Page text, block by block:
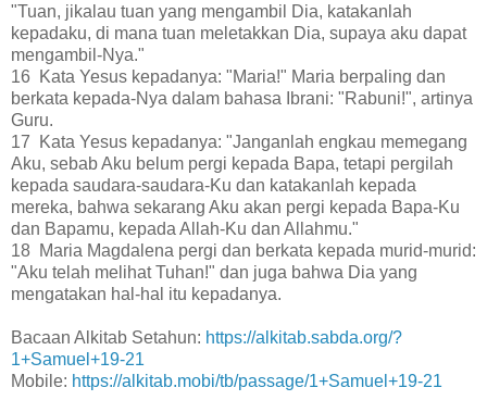
"Tuan, jikalau tuan yang mengambil Dia, katakanlah
kepadaku, di mana tuan meletakkan Dia, supaya aku dapat
mengambil-Nya."
16 Kata Yesus kepadanya: "Maria!" Maria berpaling dan
berkata kepada-Nya dalam bahasa Ibrani: "Rabuni!", artinya
Guru.
17 Kata Yesus kepadanya: "Janganlah engkau memegang
Aku, sebab Aku belum pergi kepada Bapa, tetapi pergilah
kepada saudara-saudara-Ku dan katakanlah kepada
mereka, bahwa sekarang Aku akan pergi kepada Bapa-Ku
dan Bapamu, kepada Allah-Ku dan Allahmu."
18 Maria Magdalena pergi dan berkata kepada murid-murid:
"Aku telah melihat Tuhan!" dan juga bahwa Dia yang
mengatakan hal-hal itu kepadanya.
Bacaan Alkitab Setahun: https://alkitab.sabda.org/?
1+Samuel+19-21
Mobile: https://alkitab.mobi/tb/passage/1+Samuel+19-21